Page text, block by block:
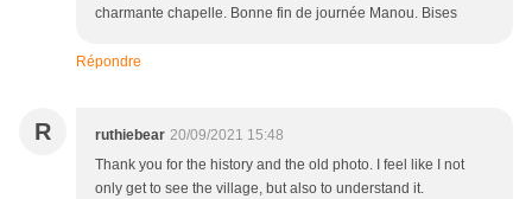
charmante chapelle. Bonne fin de journée Manou. Bises
Répondre
R ruthiebear 20/09/2021 15:48
Thank you for the history and the old photo. I feel like I not
only get to see the village, but also to understand it.